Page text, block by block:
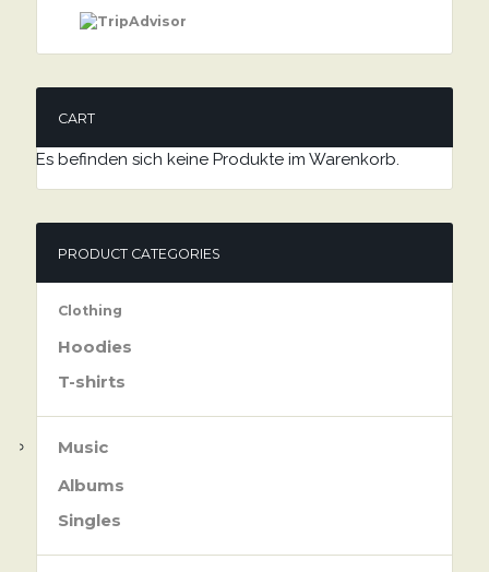
CART
Es befinden sich keine Produkte im Warenkorb.
PRODUCT CATEGORIES
Clothing
Hoodies
T-shirts
Music
Albums
Singles